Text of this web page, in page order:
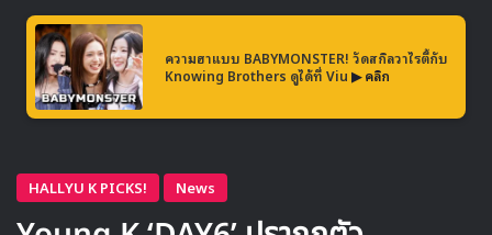
ความฮาแบบ BABYMONSTER! วัดสกิลวาไรตี้กับ
Knowing Brothers ดูได้ที่ Viu ▶ คลิก